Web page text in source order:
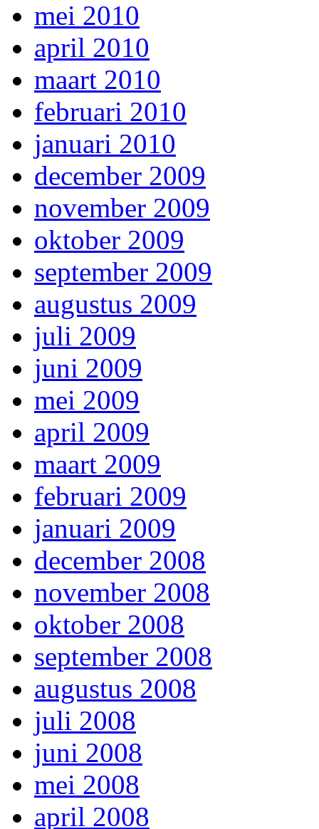
mei 2010
april 2010
maart 2010
februari 2010
januari 2010
december 2009
november 2009
oktober 2009
september 2009
augustus 2009
juli 2009
juni 2009
mei 2009
april 2009
maart 2009
februari 2009
januari 2009
december 2008
november 2008
oktober 2008
september 2008
augustus 2008
juli 2008
juni 2008
mei 2008
april 2008